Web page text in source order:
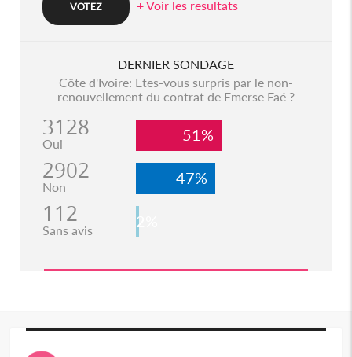
+ Voir les resultats
DERNIER SONDAGE
Côte d'Ivoire: Etes-vous surpris par le non-
renouvellement du contrat de Emerse Faé ?
3128
Oui 51%
2902
Non 47%
112
Sans avis 2%